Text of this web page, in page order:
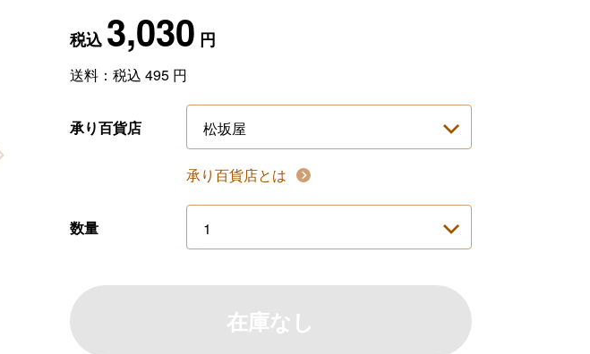
税込3,030 円
送料：税込 495円
承り百貨店
承り百貨店とは
数量
在庫なし